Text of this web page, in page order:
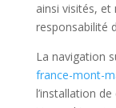
ainsi visités, et
responsabilité
La navigation
france-mont-
l’installation